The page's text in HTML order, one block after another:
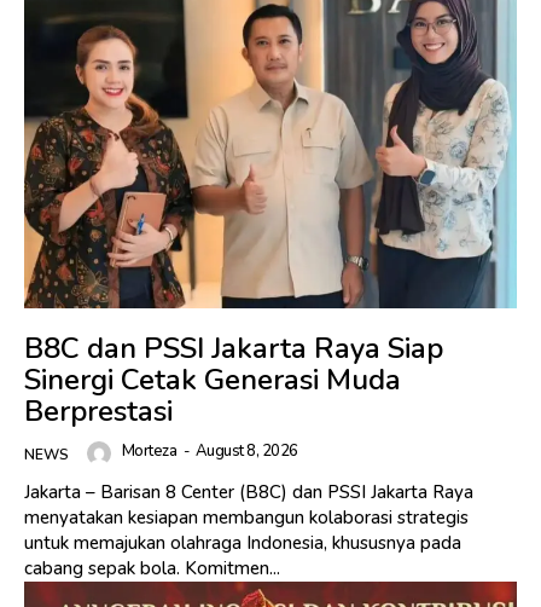
B8C dan PSSI Jakarta Raya Siap
Sinergi Cetak Generasi Muda
Berprestasi
NEWS Morteza - August 8, 2026
Jakarta – Barisan 8 Center (B8C) dan PSSI Jakarta Raya
menyatakan kesiapan membangun kolaborasi strategis
untuk memajukan olahraga Indonesia, khususnya pada
cabang sepak bola. Komitmen...